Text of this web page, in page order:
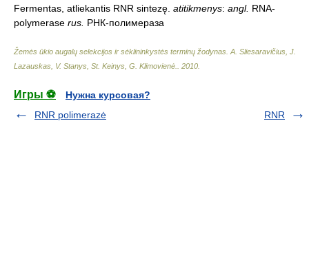
Fermentas, atliekantis RNR sintezę. atitikmenys: angl. RNA-
polymerase rus. РНК-полимераза
Žemės ūkio augalų selekcijos ir sėklininkystės terminų žodynas A. Sliesaravičius, J.
Lazauskas, V. Stanys, St. Keinys, G. Klimovienė.
2010
Игры ⚽
Нужна курсовая?
RNR polimerazė
RNR